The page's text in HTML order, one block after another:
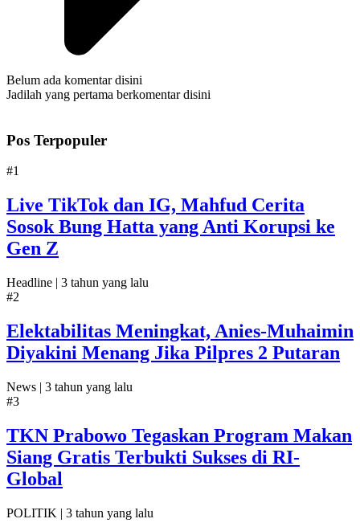
Belum ada komentar disini
Jadilah yang pertama berkomentar disini
Pos Terpopuler
#1
Live TikTok dan IG, Mahfud Cerita
Sosok Bung Hatta yang Anti Korupsi ke
Gen Z
Headline | 3 tahun yang lalu
#2
Elektabilitas Meningkat, Anies-Muhaimin
Diyakini Menang Jika Pilpres 2 Putaran
News | 3 tahun yang lalu
#3
TKN Prabowo Tegaskan Program Makan
Siang Gratis Terbukti Sukses di RI-
Global
POLITIK | 3 tahun yang lalu